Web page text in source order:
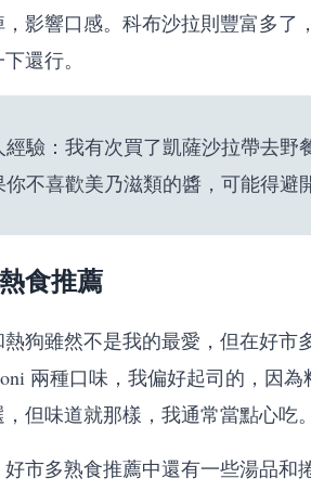
影響口感。科布沙拉則豐富多了
還行。
經驗：我有次買了凱薩沙拉帶去野
你不喜歡美乃滋類的醬，可能得避
食推薦
狗雖然不是我的最愛，但在好市
兩種口味，我偏好起司的，因
但味道就那樣，我通常當點心吃。
好市多熟食推薦中還有一些湯品和